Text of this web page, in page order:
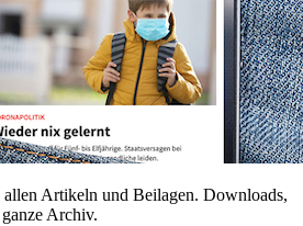
Artikeln und Beilagen. Downloads,
Archiv.